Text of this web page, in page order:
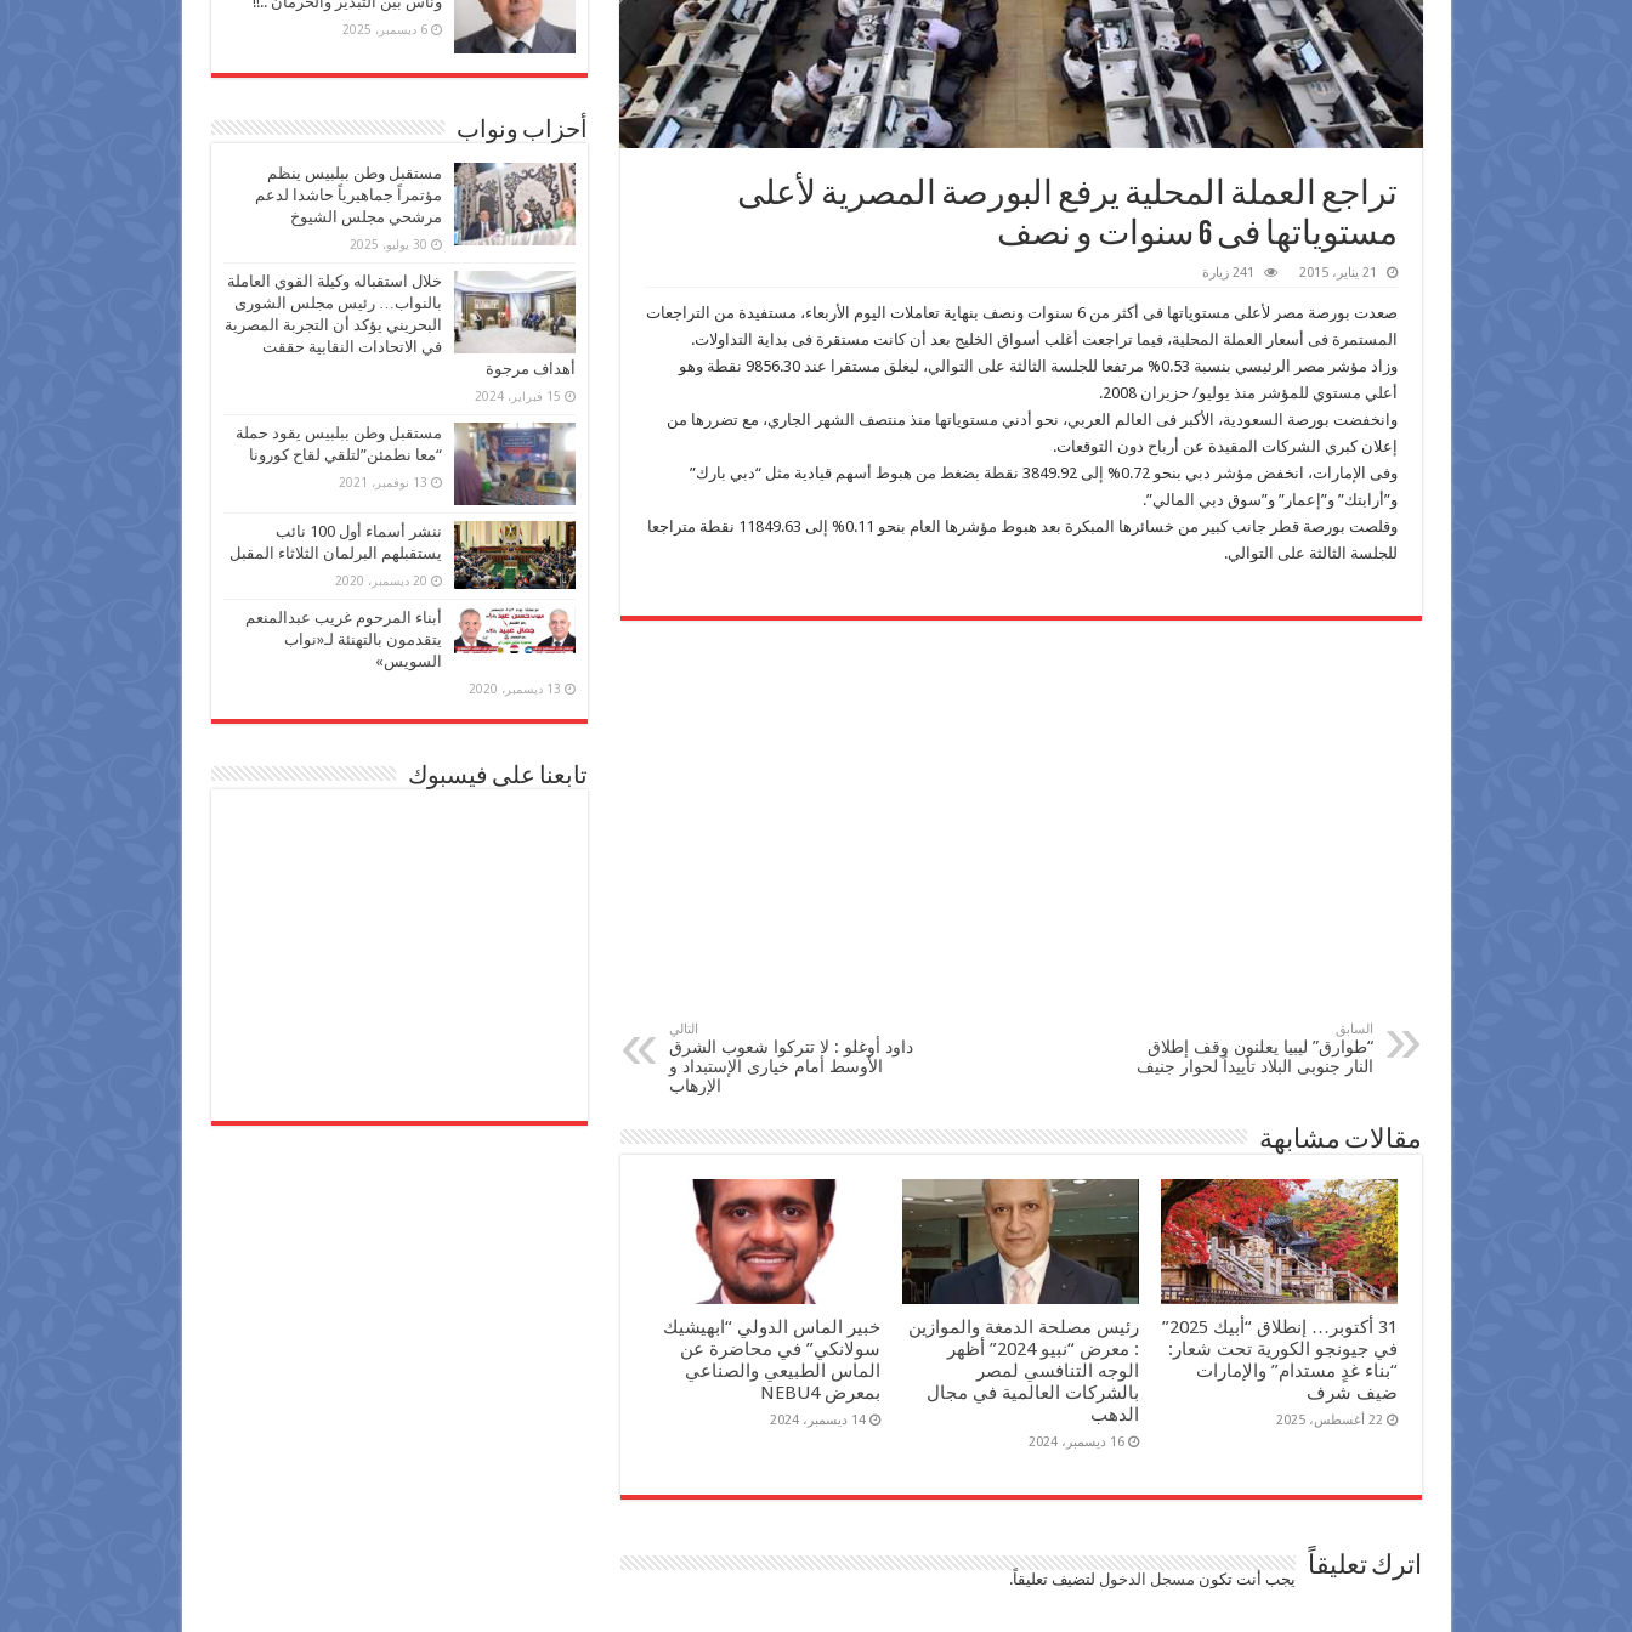
تراجع العملة المحلية يرفع البورصة المصرية لأعلى
مستوياتها فى 6 سنوات و نصف
21 يناير، 2015 241 زيارة
صعدت بورصة مصر لأعلى مستوياتها فى أكثر من 6 سنوات ونصف بنهاية تعاملات اليوم الأربعاء، مستفيدة من التراجعات
المستمرة فى أسعار العملة المحلية، فيما تراجعت أغلب أسواق الخليج بعد أن كانت مستقرة فى بداية التداولات.
وزاد مؤشر مصر الرئيسي بنسبة 0.53% مرتفعا للجلسة الثالثة على التوالي، ليغلق مستقرا عند 9856.30 نقطة وهو
أعلي مستوي للمؤشر منذ يوليو/ حزيران 2008.
وانخفضت بورصة السعودية، الأكبر فى العالم العربي، نحو أدني مستوياتها منذ منتصف الشهر الجاري، مع تضررها من
إعلان كبري الشركات المقيدة عن أرباح دون التوقعات.
وفى الإمارات، انخفض مؤشر دبي بنحو 0.72% إلى 3849.92 نقطة بضغط من هبوط أسهم قيادية مثل “دبي بارك”
و”أرابتك” و”إعمار” و”سوق دبي المالي”.
وقلصت بورصة قطر جانب كبير من خسائرها المبكرة بعد هبوط مؤشرها العام بنحو 0.11% إلى 11849.63 نقطة متراجعا
للجلسة الثالثة على التوالي.
السابق
“طوارق” ليبيا يعلنون وقف إطلاق
النار جنوبى البلاد تأييداً لحوار جنيف
التالي
‫‏داود أوغلو‬ : لا تتركوا شعوب الشرق
الأوسط أمام خيارى الإستبداد و
الإرهاب
مقالات مشابهة
31 أكتوبر… إنطلاق “أبيك 2025”
في جيونجو الكورية تحت شعار:
“بناء غدٍ مستدام” والإمارات
ضيف شرف
22 أغسطس، 2025
رئيس مصلحة الدمغة والموازين
: معرض “نبيو 2024” أظهر
الوجه التنافسي لمصر
بالشركات العالمية في مجال
الدهب
16 ديسمبر، 2024
خبير الماس الدولي “ابهيشيك
سولانكي” في محاضرة عن
الماس الطبيعي والصناعي
بمعرض NEBU4
14 ديسمبر، 2024
اترك تعليقاً يجب أنت تكون مسجل الدخول لتضيف تعليقاً.
6 ديسمبر، 2025
أحزاب ونواب
مستقبل وطن ببلبيس ينظم
مؤتمراً جماهيرياً حاشدا لدعم
مرشحي مجلس الشيوخ
30 يوليو، 2025
خلال استقباله وكيلة القوي العاملة
بالنواب… رئيس مجلس الشورى
البحريني يؤكد أن التجربة المصرية
في الاتحادات النقابية حققت
أهداف مرجوة
15 فبراير، 2024
مستقبل وطن ببلبيس يقود حملة
“معا نطمئن”لتلقي لقاح كورونا
13 نوفمبر، 2021
ننشر أسماء أول 100 نائب
يستقبلهم البرلمان الثلاثاء المقبل
20 ديسمبر، 2020
أبناء المرحوم غريب عبدالمنعم
يتقدمون بالتهنئة لـ«نواب
السويس»
13 ديسمبر، 2020
تابعنا على فيسبوك